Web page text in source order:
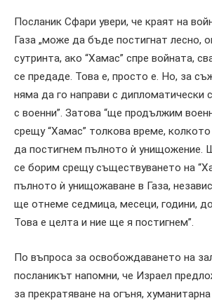
Посланик Сфари увери, че краят на
Газа „може да бъде постигнат лесно,
сутринта, ако “Хамас” спре войната,
се предаде. Това е, просто е. Но, за
няма да го направи с дипломатически
с военни”. Затова “ще продължим
срещу “Хамас” толкова време,
да постигнем пълното ѝ
се борим срещу съществуването на
пълното ѝ унищожаване в Газа,
ще отнеме седмица, месеци, години,
Това е целта и ние ще я постигнем”.
По въпроса за освобождаването на
посланикът напомни, че Израел
за прекратяване на огъня,